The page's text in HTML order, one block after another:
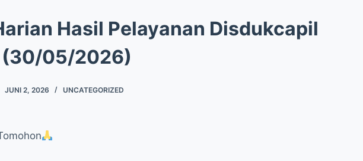
Hasil Pelayanan Disdukcapil
(30/05/2026)
JUNI 2, 2026 UNCATEGORIZED